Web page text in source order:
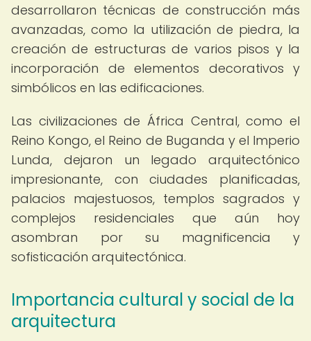
desarrollaron técnicas de construcción más
avanzadas, como la utilización de piedra, la
creación de estructuras de varios pisos y la
incorporación de elementos decorativos y
simbólicos en las edificaciones.
Las civilizaciones de África Central, como el
Reino Kongo, el Reino de Buganda y el Imperio
Lunda, dejaron un legado arquitectónico
impresionante, con ciudades planificadas,
palacios majestuosos, templos sagrados y
complejos residenciales que aún hoy
asombran por su magnificencia y
sofisticación arquitectónica.
Importancia cultural y social de la
arquitectura